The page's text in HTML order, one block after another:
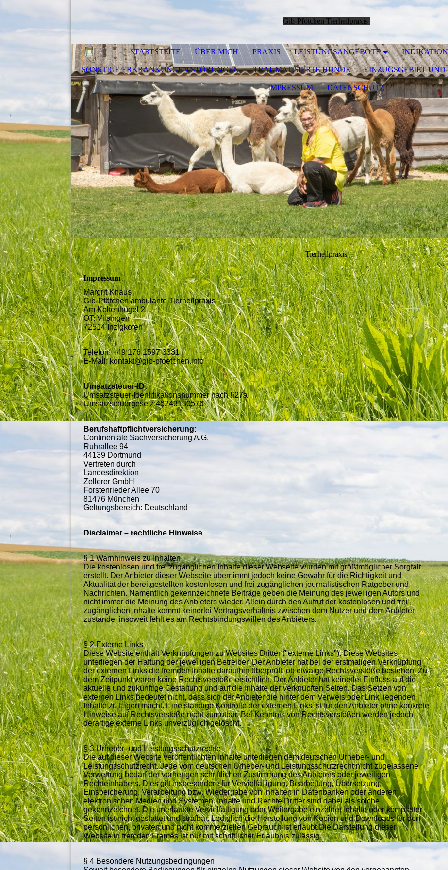
Gib-Pfötchen Tierheilpraxis
STARTSTEITE ÜBER MICH PRAXIS LEISTUNGSANGEBOTE
SONSTIGE ERKRANKUNGEN/STÖRUNGEN TRAUMATISIERTE HUNDE EINZUGSGEBIET UND
IMPRESSUM DATENSCHUTZ
Tierheilpraxis
Impressum
Margrit Knaus
Gib-Pfötchen ambulante Tierheilpraxis
Am Keltenhügel 2
OT: Vilsingen
72514 Inzigkofen
Telefon: +49 176 1597 3331
E-Mail: kontakt@gib-pfoetchen.info
Umsatzsteuer-ID:
Umsatzsteuer-Identifikationsnummer nach §27a
Umsatzsteuergesetz:46243180576
Berufshaftpflichtversicherung:
Continentale Sachversicherung A.G.
Ruhrallee 94
44139 Dortmund
Vertreten durch
Landesdirektion
Zellerer GmbH
Forstenrieder Allee 70
81476 München
Geltungsbereich: Deutschland
Disclaimer – rechtliche Hinweise
§ 1 Warnhinweis zu Inhalten
Die kostenlosen und frei zugänglichen Inhalte dieser Webseite wurden mit größtmöglicher Sorgfalt
erstellt. Der Anbieter dieser Webseite übernimmt jedoch keine Gewähr für die Richtigkeit und
Aktualität der bereitgestellten kostenlosen und frei zugänglichen journalistischen Ratgeber und
Nachrichten. Namentlich gekennzeichnete Beiträge geben die Meinung des jeweiligen Autors und
nicht immer die Meinung des Anbieters wieder. Allein durch den Aufruf der kostenlosen und frei
zugänglichen Inhalte kommt keinerlei Vertragsverhältnis zwischen dem Nutzer und dem Anbieter
zustande, insoweit fehlt es am Rechtsbindungswillen des Anbieters.
§ 2 Externe Links
Diese Website enthält Verknüpfungen zu Websites Dritter ("externe Links"). Diese Websites
unterliegen der Haftung der jeweiligen Betreiber. Der Anbieter hat bei der erstmaligen Verknüpfung
der externen Links die fremden Inhalte daraufhin überprüft, ob etwaige Rechtsverstöße bestehen. Zu
dem Zeitpunkt waren keine Rechtsverstöße ersichtlich. Der Anbieter hat keinerlei Einfluss auf die
aktuelle und zukünftige Gestaltung und auf die Inhalte der verknüpften Seiten. Das Setzen von
externen Links bedeutet nicht, dass sich der Anbieter die hinter dem Verweis oder Link liegenden
Inhalte zu Eigen macht. Eine ständige Kontrolle der externen Links ist für den Anbieter ohne konkrete
Hinweise auf Rechtsverstöße nicht zumutbar. Bei Kenntnis von Rechtsverstößen werden jedoch
derartige externe Links unverzüglich gelöscht.
§ 3 Urheber- und Leistungsschutzrechte
Die auf dieser Website veröffentlichten Inhalte unterliegen dem deutschen Urheber- und
Leistungsschutzrecht. Jede vom deutschen Urheber- und Leistungsschutzrecht nicht zugelassene
Verwertung bedarf der vorherigen schriftlichen Zustimmung des Anbieters oder jeweiligen
Rechteinhabers. Dies gilt insbesondere für Vervielfältigung, Bearbeitung, Übersetzung,
Einspeicherung, Verarbeitung bzw. Wiedergabe von Inhalten in Datenbanken oder anderen
elektronischen Medien und Systemen. Inhalte und Rechte Dritter sind dabei als solche
gekennzeichnet. Die unerlaubte Vervielfältigung oder Weitergabe einzelner Inhalte oder kompletter
Seiten ist nicht gestattet und strafbar. Lediglich die Herstellung von Kopien und Downloads für den
persönlichen, privaten und nicht kommerziellen Gebrauch ist erlaubt.Die Darstellung dieser
Website in fremden Frames ist nur mit schriftlicher Erlaubnis zulässig.
§ 4 Besondere Nutzungsbedingungen